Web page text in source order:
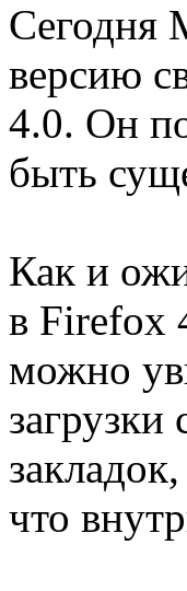
Сегодня
версию
4.0. Он
быть
Как и
в Firefox
можно
что